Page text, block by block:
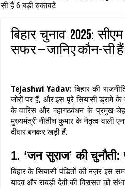
सी हैं 6 बड़ी रुकावटें
बिहार चुनाव 2025:
सफर – जानिए कौन-सी
Tejashwi Yadav: बिहार की
जोरों पर हैं, और इस पूरे सियासी ड्रामे के
के वारिस और महागठबंधन के प्रमुख
मुख्यमंत्री नीतीश कुमार के नेतृत्व वाली
दीवार बनकर खड़ी हैं.
1. ‘जन सुराज’ की चुनौती:
बिहार के सियासी पंडितों की नज़र इस
यादव और राबड़ी देवी की विरासत को